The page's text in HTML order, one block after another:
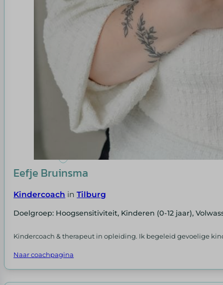
Eefje Bruinsma
Kindercoach inTilburg
Doelgroep: Hoogsensitiviteit, Kinderen (0-12 jaar),
Kindercoach & therapeut in opleiding. Ik begeleid gevoelige
Naar coachpagina